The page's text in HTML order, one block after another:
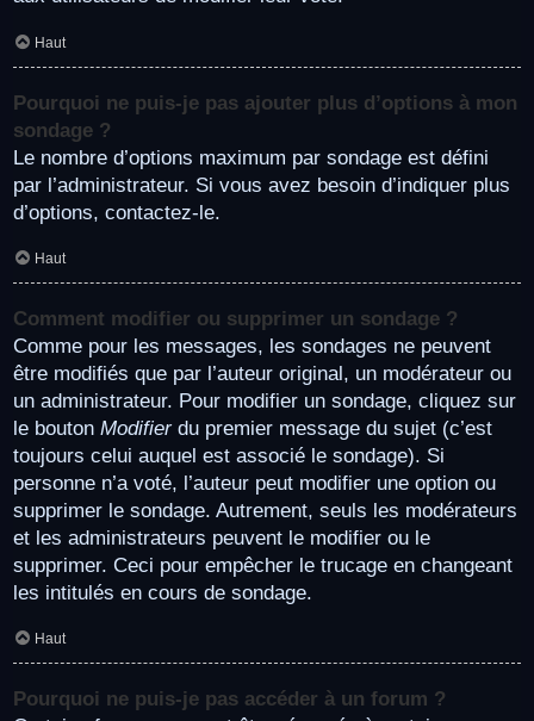
Haut
Pourquoi ne puis-je pas ajouter plus d’options à mon
sondage ?
Le nombre d’options maximum par sondage est défini
par l’administrateur. Si vous avez besoin d’indiquer plus
d’options, contactez-le.
Haut
Comment modifier ou supprimer un sondage ?
Comme pour les messages, les sondages ne peuvent
être modifiés que par l’auteur original, un modérateur ou
un administrateur. Pour modifier un sondage, cliquez sur
le bouton Modifierdu premier message du sujet (c’est
toujours celui auquel est associé le sondage). Si
personne n’a voté, l’auteur peut modifier une option ou
supprimer le sondage. Autrement, seuls les modérateurs
et les administrateurs peuvent le modifier ou le
supprimer. Ceci pour empêcher le trucage en changeant
les intitulés en cours de sondage.
Haut
Pourquoi ne puis-je pas accéder à un forum ?